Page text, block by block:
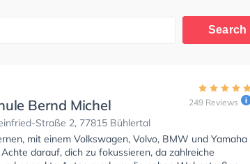
Search
Bernd Michel
Straße 2, 77815 Bühlertal
249 Reviews
mit einem Volkswagen, Volvo, BMW und Yamaha
darauf, dich zu fokussieren, da zahlreiche